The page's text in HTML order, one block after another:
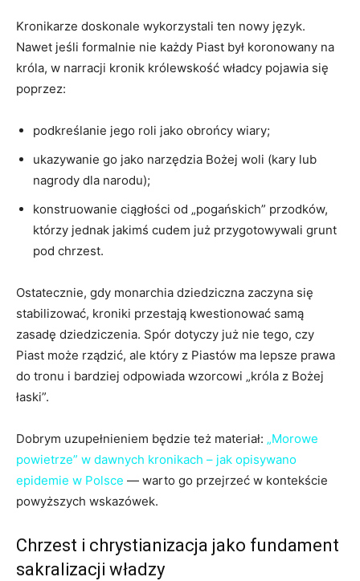
Kronikarze doskonale wykorzystali ten nowy język.
Nawet jeśli formalnie nie każdy Piast był koronowany na
króla, w narracji kronik królewskość władcy pojawia się
poprzez:
podkreślanie jego roli jako obrońcy wiary;
ukazywanie go jako narzędzia Bożej woli (kary lub
nagrody dla narodu);
konstruowanie ciągłości od „pogańskich” przodków,
którzy jednak jakimś cudem już przygotowywali grunt
pod chrzest.
Ostatecznie, gdy monarchia dziedziczna zaczyna się
stabilizować, kroniki przestają kwestionować samą
zasadę dziedziczenia. Spór dotyczy już nie tego, czy
Piast może rządzić, ale który z Piastów ma lepsze prawa
do tronu i bardziej odpowiada wzorcowi „króla z Bożej
łaski”.
Dobrym uzupełnieniem będzie też materiał: „Morowe
powietrze” w dawnych kronikach – jak opisywano
epidemie w Polsce — warto go przejrzeć w kontekście
powyższych wskazówek.
Chrzest i chrystianizacja jako fundament
sakralizacji władzy